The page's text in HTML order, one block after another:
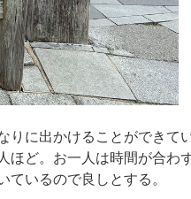
りに出かけることができて
ほど。お一人は時間が合わ
ているので良しとする。